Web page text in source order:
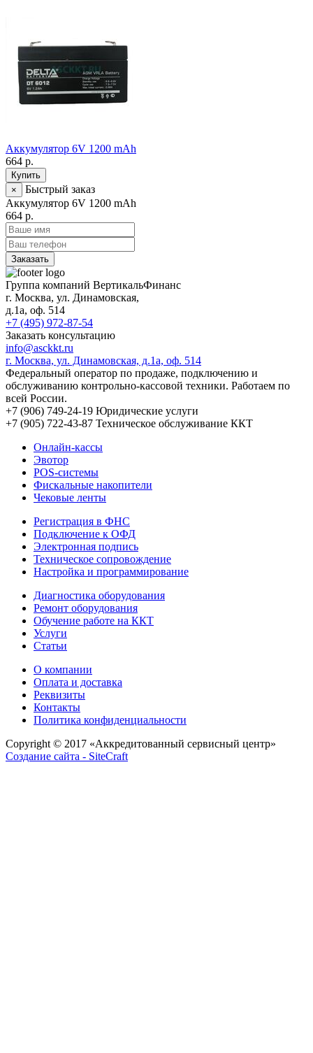
Аккумулятор 6V 1200 mAh
664 р.
Купить
×
Быстрый заказ
Аккумулятор 6V 1200 mAh
664 р.
Заказать
Группа компаний ВертикальФинанс
г. Москва, ул. Динамовская,
д.1а, оф. 514
+7 (495) 972-87-54
Заказать консультацию
info@asckkt.ru
г. Москва, ул. Динамовская, д.1а, оф. 514
Федеральный оператор по продаже, подключению и
обслуживанию контрольно-кассовой техники. Работаем по
всей России.
+7 (906) 749-24-19 Юридические услуги
+7 (905) 722-43-87 Техническое обслуживание ККТ
Онлайн-кассы
Эвотор
POS-системы
Фискальные накопители
Чековые ленты
Регистрация в ФНС
Подключение к ОФД
Электронная подпись
Техническое сопровождение
Настройка и программирование
Диагностика оборудования
Ремонт оборудования
Обучение работе на ККТ
Услуги
Статьи
О компании
Оплата и доставка
Реквизиты
Контакты
Политика конфиденциальности
Copyright © 2017 «Аккредитованный сервисный центр»
Создание сайта - SiteCraft